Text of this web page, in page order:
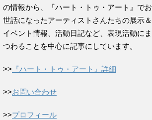
の情報から、『ハート・トゥ・アート』でお
世話になったアーティストさんたちの展示＆
イベント情報、活動日記など、表現活動にま
つわることを中心に記事にしています。
>> 『ハート・トゥ・アート』詳細
>>お問い合わせ
>>プロフィール